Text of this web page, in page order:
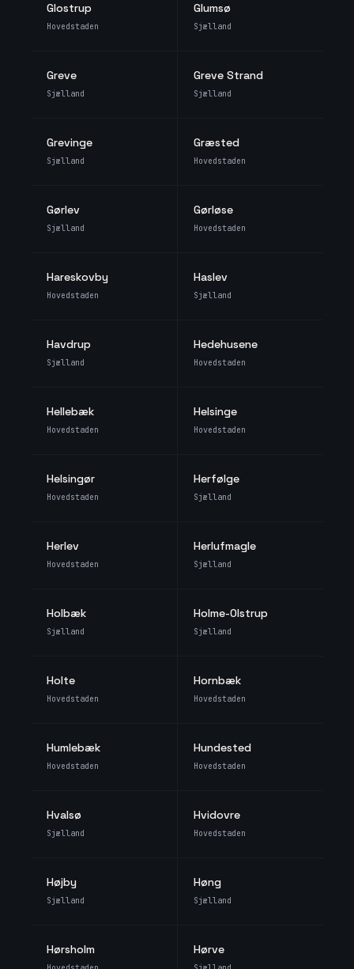
Glostrup
Hovedstaden
Glumsø
Sjælland
Greve
Sjælland
Greve Strand
Sjælland
Grevinge
Sjælland
Græsted
Hovedstaden
Gørlev
Sjælland
Gørløse
Hovedstaden
Hareskovby
Hovedstaden
Haslev
Sjælland
Havdrup
Sjælland
Hedehusene
Hovedstaden
Hellebæk
Hovedstaden
Helsinge
Hovedstaden
Helsingør
Hovedstaden
Herfølge
Sjælland
Herlev
Hovedstaden
Herlufmagle
Sjælland
Holbæk
Sjælland
Holme-Olstrup
Sjælland
Holte
Hovedstaden
Hornbæk
Hovedstaden
Humlebæk
Hovedstaden
Hundested
Hovedstaden
Hvalsø
Sjælland
Hvidovre
Hovedstaden
Højby
Sjælland
Høng
Sjælland
Hørsholm Hørve